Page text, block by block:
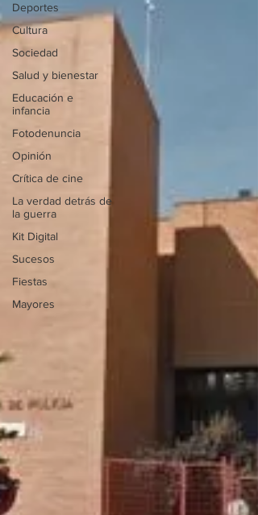
Deportes
Cultura
Sociedad
Salud y bienestar
Educación e
infancia
Fotodenuncia
Opinión
Crítica de cine
La verdad detrás de
la guerra
Kit Digital
Sucesos
Fiestas
Mayores